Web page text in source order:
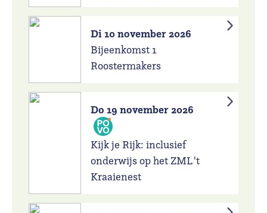
Di 10 november 2026
Bijeenkomst 1
Roostermakers
Do 19 november 2026
Kijk je Rijk: inclusief
onderwijs op het ZML 't
Kraaienest